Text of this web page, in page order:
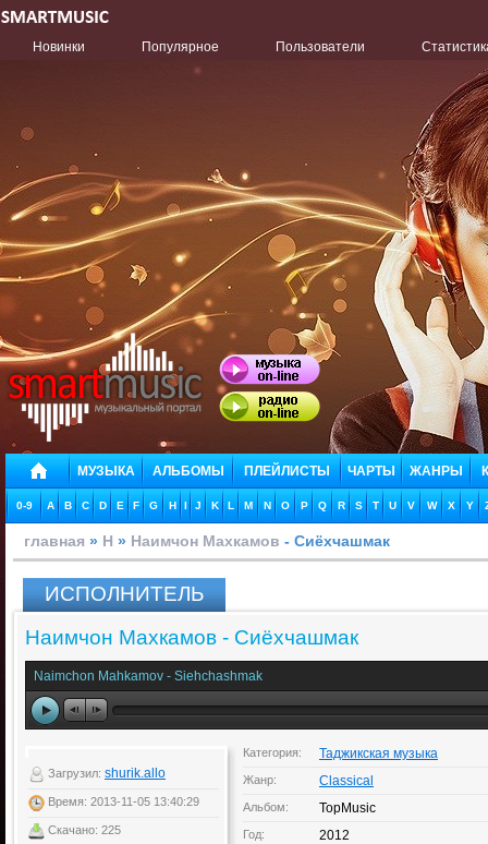
Новинки Популярное Пользователи
МУЗЫКА АЛЬБОМЫ ПЛЕЙЛИСТЫ ЧАРТЫ ЖАНРЫ
0-9 A B C D E F G H I J K L M N O P Q R S T U V W X Y
главная » Н » Наимчон Махкамов - Сиёхчашмак
ИСПОЛНИТЕЛЬ
Наимчон Махкамов - Сиёхчашмак
Naimchon Mahkamov - Siehchashmak
Загрузил: shurik.allo
Время: 2013-11-05 13:40:29
Скачано: 225
Категория: Таджикская музыка
Жанр: Classical
Альбом: TopMusic
Год: 2012